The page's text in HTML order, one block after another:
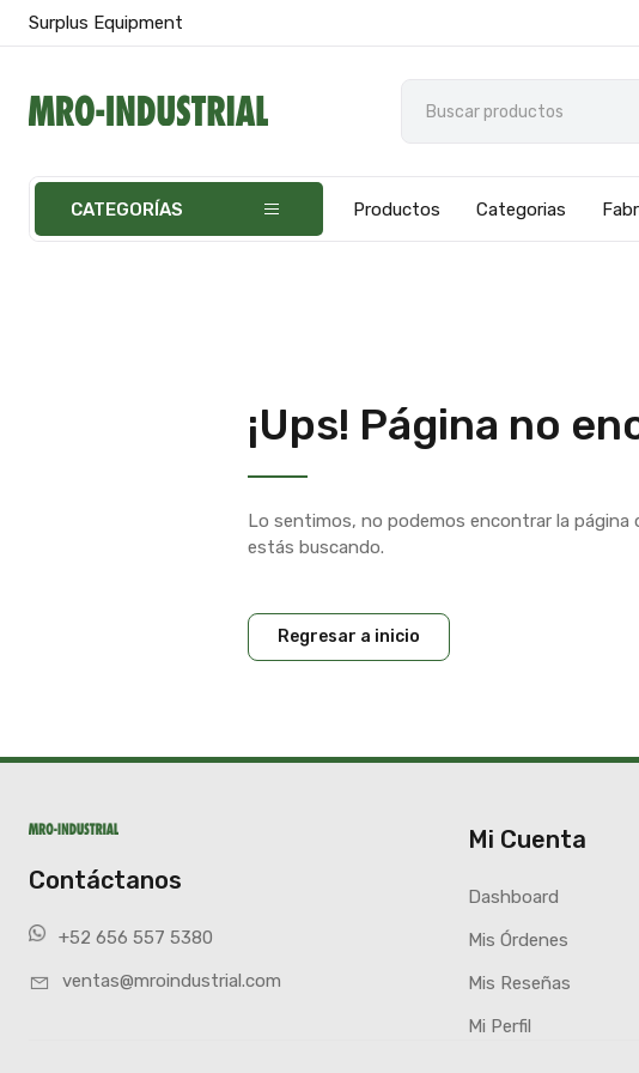
Surplus Equipment
CATEGORÍAS Productos Categorias
¡Ups! Página no
Lo sentimos, no podemos encontrar la página
estás buscando.
Regresar a inicio
Contáctanos
+52 656 557 5380
ventas@mroindustrial.com
Mi Cuenta
Dashboard
Mis Órdenes
Mis Reseñas
Mi Perfil